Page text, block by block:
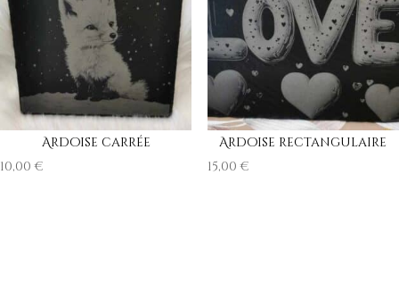
Ardoise carrée
10,00€
Ardoise rectangulaire
15,00€